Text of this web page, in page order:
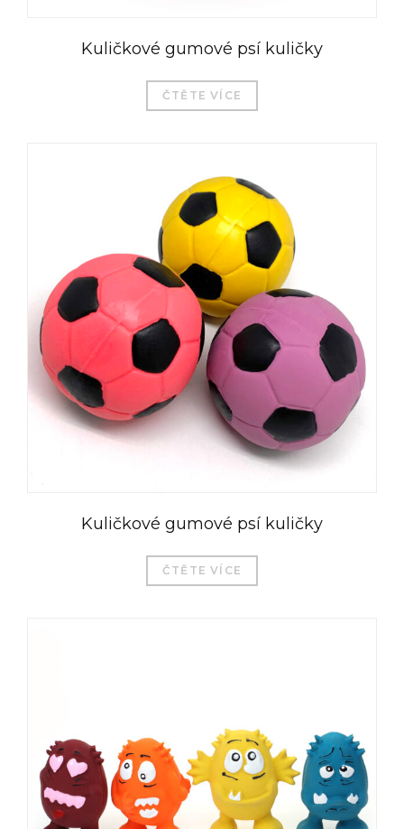
Kuličkové gumové psí kuličky
ČTĚTE VÍCE
Kuličkové gumové psí kuličky
ČTĚTE VÍCE